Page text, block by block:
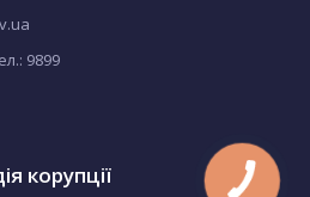
9899
корупції